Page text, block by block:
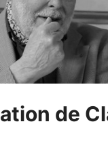
de